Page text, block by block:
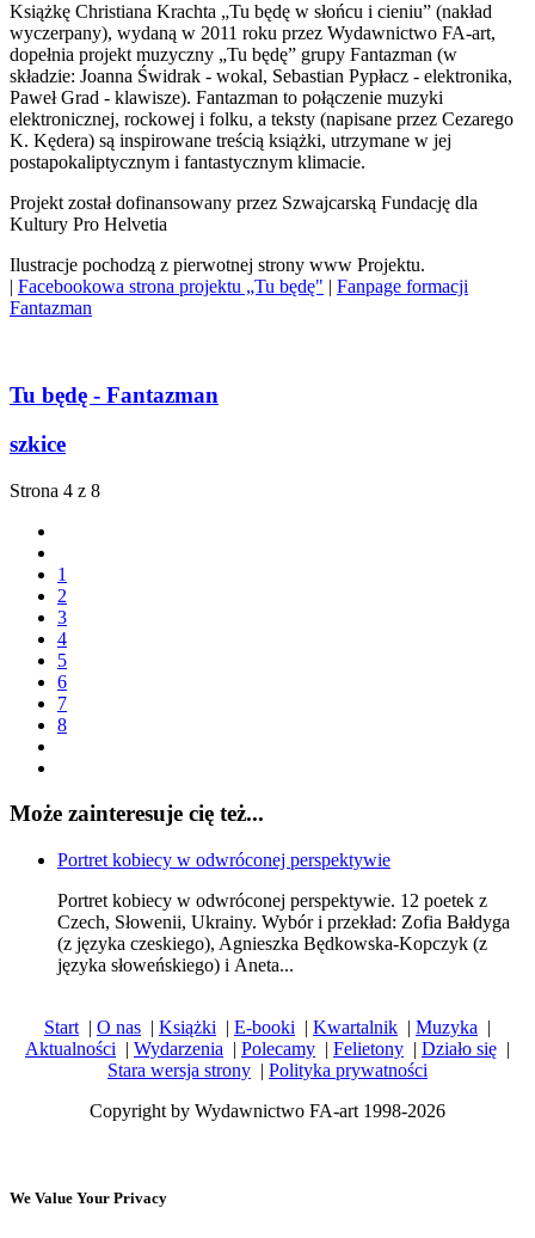
Książkę Christiana Krachta „Tu będę w słońcu i cieniu” (nakład
wyczerpany), wydaną w 2011 roku przez Wydawnictwo FA-art,
dopełnia projekt muzyczny „Tu będę” grupy Fantazman (w
składzie: Joanna Świdrak - wokal, Sebastian Pypłacz - elektronika,
Paweł Grad - klawisze). Fantazman to połączenie muzyki
elektronicznej, rockowej i folku, a teksty (napisane przez Cezarego
K. Kędera) są inspirowane treścią książki, utrzymane w jej
postapokaliptycznym i fantastycznym klimacie.
Projekt został dofinansowany przez Szwajcarską Fundację dla
Kultury Pro Helvetia
Ilustracje pochodzą z pierwotnej strony www Projektu.
| Facebookowa strona projektu „Tu będę" | Fanpage formacji
Fantazman
Tu będę - Fantazman
szkice
Strona 4 z 8
1
2
3
4
5
6
7
8
Może zainteresuje cię też...
Portret kobiecy w odwróconej perspektywie
Portret kobiecy w odwróconej perspektywie. 12 poetek z
Czech, Słowenii, Ukrainy. Wybór i przekład: Zofia Bałdyga
(z języka czeskiego), Agnieszka Będkowska-Kopczyk (z
języka słoweńskiego) i Aneta...
Start | O nas | Książki | E-booki | Kwartalnik | Muzyka |
Aktualności | Wydarzenia | Polecamy | Felietony | Działo się |
Stara wersja strony | Polityka prywatności
Copyright by Wydawnictwo FA-art 1998-2026
We Value Your Privacy